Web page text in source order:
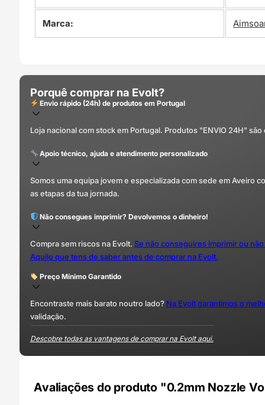
Marca:
Porquê comprar na Evolt?
Envio rápido (24h) de produtos em Portugal
Loja nacional com stock em Portugal. Produtos "ENVIO 24H"
Apoio técnico, ajuda e atendimento personalizado
Somos uma equipa jovem e especializada com sede em Aveiro
as etapas da tua jornada.
Não consegues imprimir? Devolvemos o dinheiro!
Compra sem riscos na Evolt. Se não conseguires imprimir ou
Aquilo que tens de saber antes de comprar na Evolt.
Preço Mínimo Garantido
Encontraste mais barato noutro lado? Na Evolt garantimos o
validação.
Descobre todas as vantagens de comprar na Evolt aqui.
Avaliações do produto "0.2mm Nozzle